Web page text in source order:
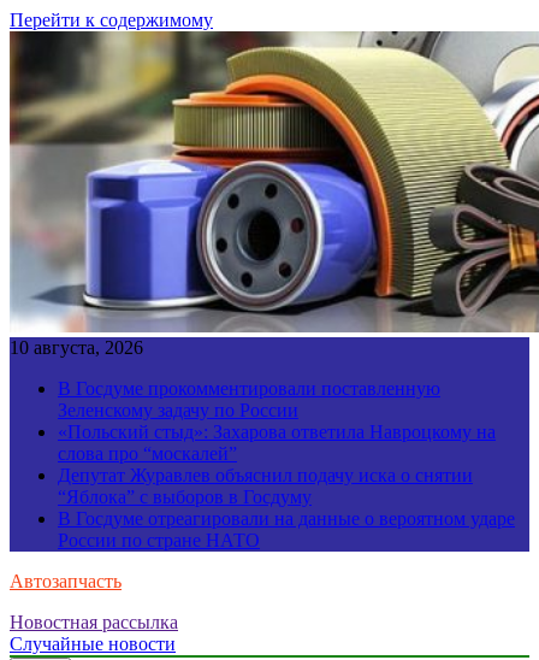
Перейти к содержимому
10 августа, 2026
В Госдуме прокомментировали поставленную
Зеленскому задачу по России
«Польский стыд»: Захарова ответила Навроцкому на
слова про “москалей”
Депутат Журавлев объяснил подачу иска о снятии
“Яблока” с выборов в Госдуму
В Госдуме отреагировали на данные о вероятном ударе
России по стране НАТО
Автозапчасть
Новостная рассылка
Случайные новости